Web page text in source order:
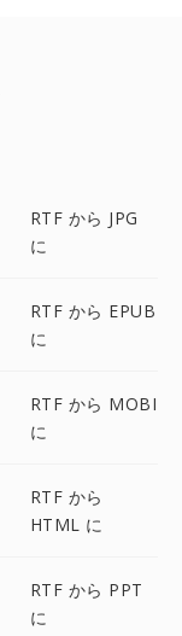
RTF から JPG
に
RTF から EPUB
に
RTF から MOBI
に
RTF から
HTML に
RTF から PPT
に